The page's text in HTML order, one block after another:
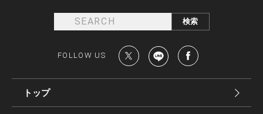
FOLLOW US
トップ